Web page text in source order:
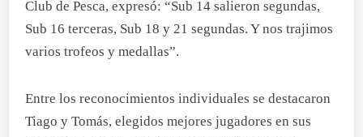
Club de Pesca, expresó: “Sub 14 salieron segundas,
Sub 16 terceras, Sub 18 y 21 segundas. Y nos trajimos
varios trofeos y medallas”.
Entre los reconocimientos individuales se destacaron
Tiago y Tomás, elegidos mejores jugadores en sus